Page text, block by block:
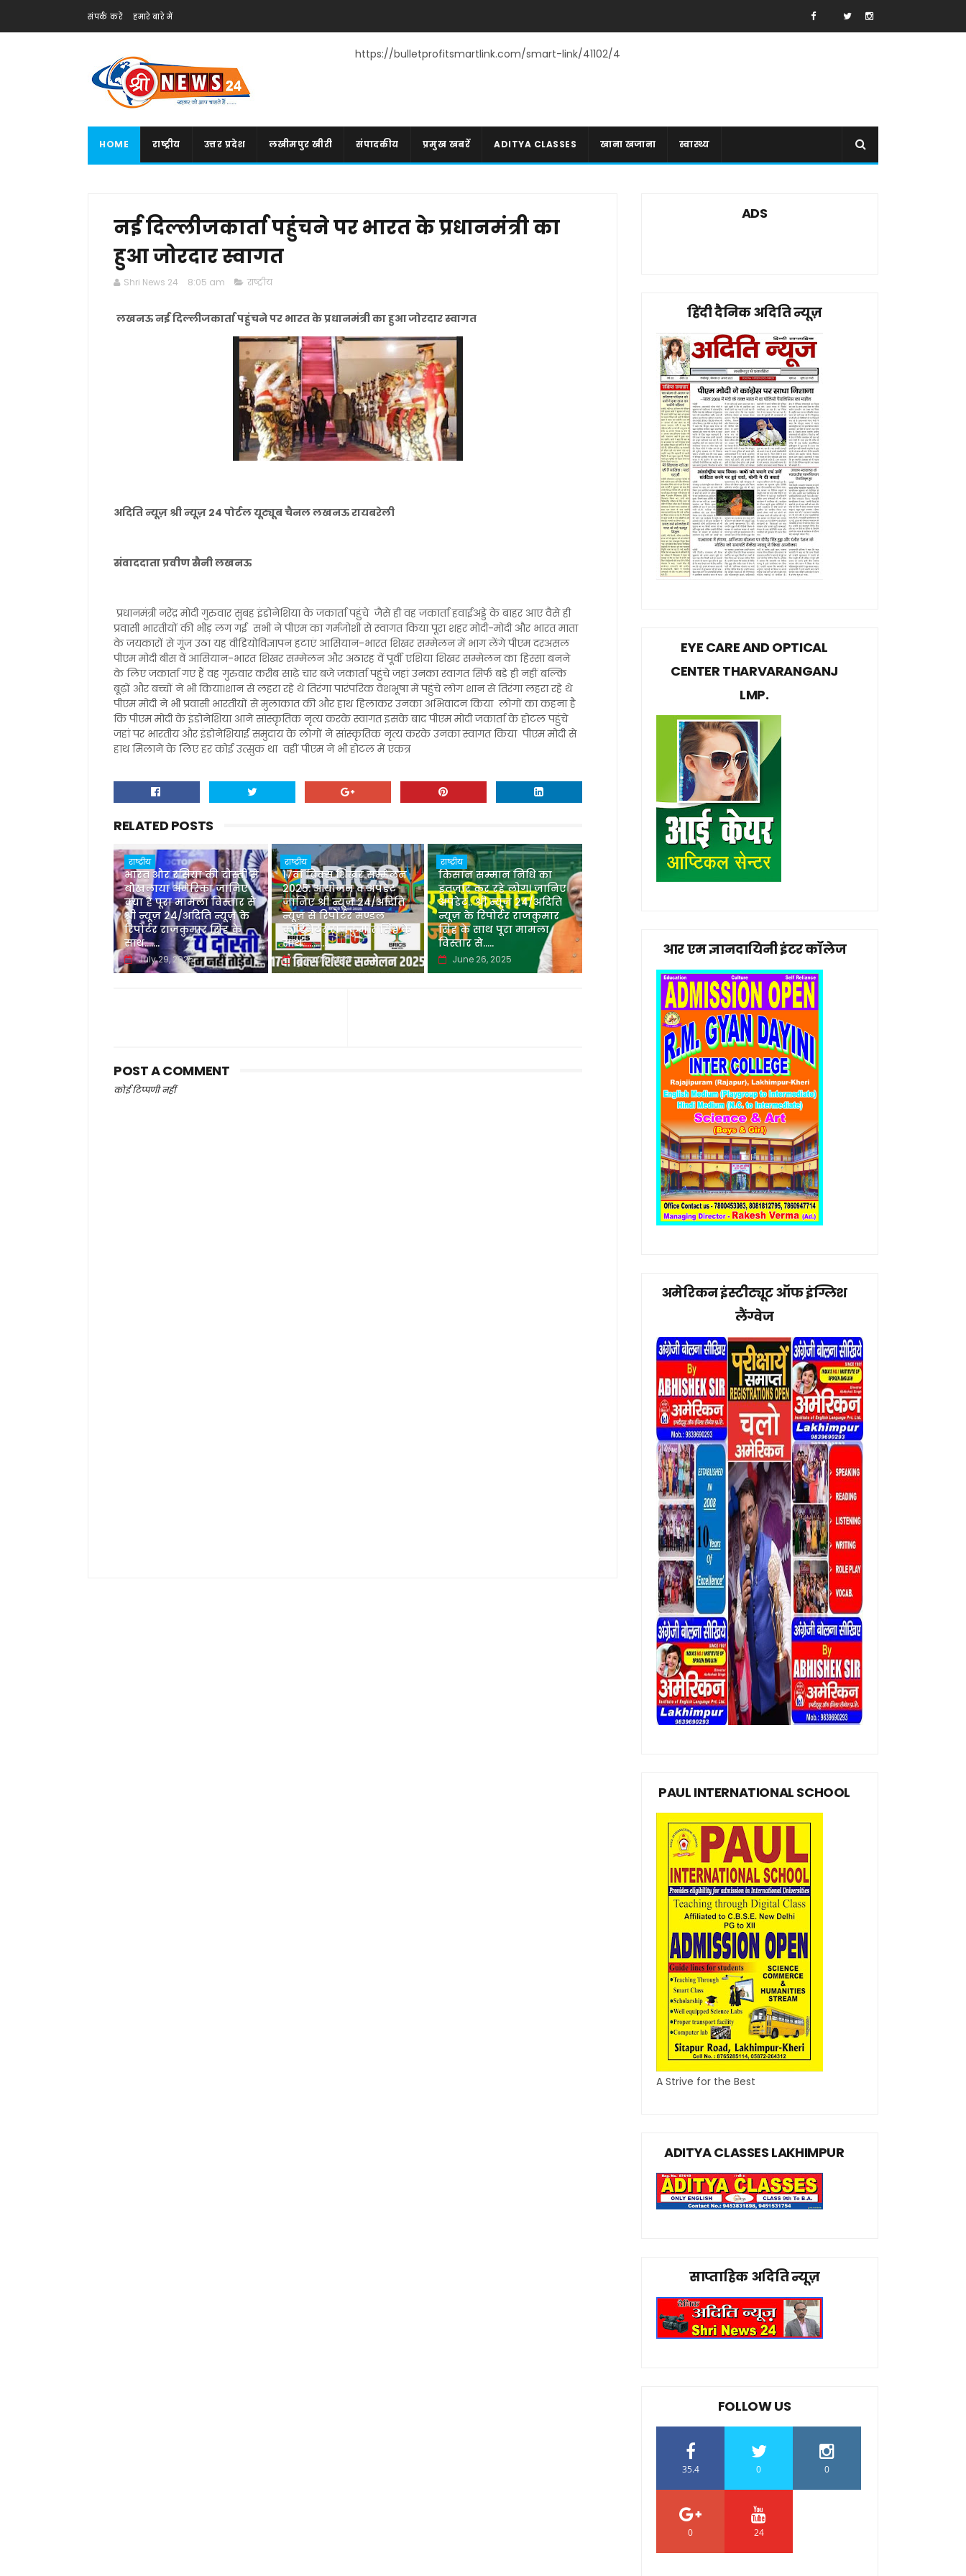
संपर्क करें हमारे बारे में
https://bulletprofitsmartlink.com/smart-link/41102/4
HOME राष्ट्रीय उत्तर प्रदेश लखीमपुर खीरी संपादकीय प्रमुख खबरें ADITYA CLASSES खाना खजाना स्वास्थ्य
नई दिल्लीजकार्ता पहुंचने पर भारत के प्रधानमंत्री का
हुआ जोरदार स्वागत
Shri News 24 8:05 am राष्ट्रीय
लखनऊ नई दिल्लीजकार्ता पहुंचने पर भारत के प्रधानमंत्री का हुआ जोरदार स्वागत
अदिति न्यूज़ श्री न्यूज़ 24 पोर्टल यूट्यूब चैनल लखनऊ रायबरेली
संवाददाता प्रवीण सैनी लखनऊ
प्रधानमंत्री नरेंद्र मोदी गुरुवार सुबह इंडोनेशिया के जकार्ता पहुंचे जैसे ही वह जकार्ता हवाईअड्डे के बाहर आए वैसे ही
प्रवासी भारतीयों की भीड़ लग गई सभी ने पीएम का गर्मजोशी से स्वागत किया पूरा शहर मोदी-मोदी और भारत माता
के जयकारों से गूंज उठा यह वीडियोविज्ञापन हटाएं आसियान-भारत शिखर सम्मेलन में भाग लेंगे पीएम दरअसल
पीएम मोदी बीस वें आसियान-भारत शिखर सम्मेलन और अठारह वें पूर्वी एशिया शिखर सम्मेलन का हिस्सा बनने
के लिए जकार्ता गए हैं वह गुरुवार करीब साढ़े चार बजे जकार्ता पहुंचे जहां उनका स्वागत सिर्फ बड़े ही नहीं बल्कि
बूढ़ों और बच्चों ने भी किया।शान से लहरा रहे थे तिरंगा पारंपरिक वेशभूषा में पहुंचे लोग शान से तिरंगा लहरा रहे थे
पीएम मोदी ने भी प्रवासी भारतीयों से मुलाकात की और हाथ हिलाकर उनका अभिवादन किया लोगों का कहना है
कि पीएम मोदी के इंडोनेशिया आने सांस्कृतिक नृत्य करके स्वागत इसके बाद पीएम मोदी जकार्ता के होटल पहुंचे
जहां पर भारतीय और इंडोनेशियाई समुदाय के लोगों ने सांस्कृतिक नृत्य करके उनका स्वागत किया पीएम मोदी से
हाथ मिलाने के लिए हर कोई उत्सुक था वहीं पीएम ने भी होटल में एकत्र
RELATED POSTS
राष्ट्रीय
भारत और रसिया की दोस्ती से
बौखलाया अमेरिका जानिए
क्या है पूरा मामला विस्तार से
श्री न्यूज़ 24/अदिति न्यूज़ के
रिपोर्टर राजकुमार सिंह के
साथ.......
July 29, 2025
राष्ट्रीय
17वां ब्रिक्स शिखर सम्मेलन
2025: आयोजन व अपडेट
जानिए श्री न्यूज़ 24/अदिति
न्यूज़ से रिपोर्टर मण्डल
कॉर्डिनेटर राजकुमार सिंह के
साथ...........
July 07, 2025
राष्ट्रीय
किसान सम्मान निधि का
इंतजार कर रहे लोग। जानिए
अपडेट.. श्री न्यूज़ 24/अदिति
न्यूज़ के रिपोर्टर राजकुमार
सिंह के साथ पूरा मामला
विस्तार से.....
June 26, 2025
POST A COMMENT
कोई टिप्पणी नहीं
ADS
हिंदी दैनिक अदिति न्यूज़
EYE CARE AND OPTICAL
CENTER THARVARANGANJ
LMP.
आर एम ज्ञानदायिनी इंटर कॉलेज
अमेरिकन इंस्टीट्यूट ऑफ इंग्लिश
लैंग्वेज
PAUL INTERNATIONAL SCHOOL
A Strive for the Best
ADITYA CLASSES LAKHIMPUR
साप्ताहिक अदिति न्यूज़
FOLLOW US
35.4 0 0
0 24